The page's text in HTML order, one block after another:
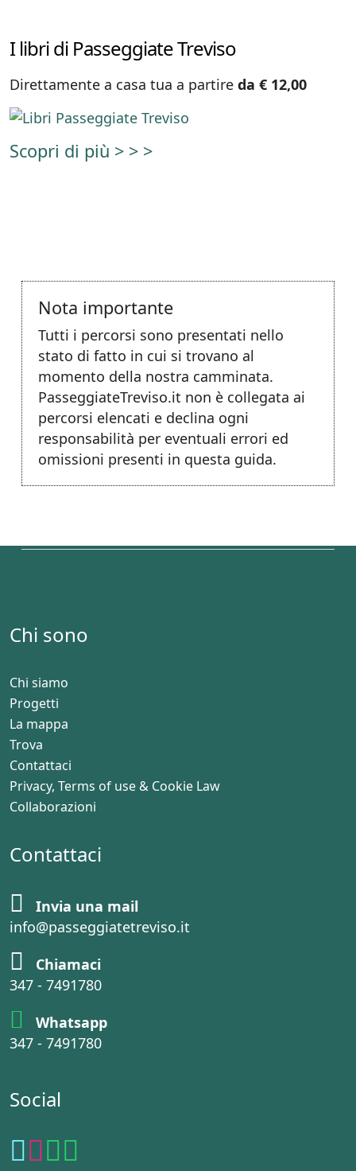
I libri di Passeggiate Treviso
Direttamente a casa tua a partire da € 12,00
Scopri di più > > >
Nota importante
Tutti i percorsi sono presentati nello
stato di fatto in cui si trovano al
momento della nostra camminata.
PasseggiateTreviso.it non è collegata ai
percorsi elencati e declina ogni
responsabilità per eventuali errori ed
omissioni presenti in questa guida.
Chi sono
Chi siamo
Progetti
La mappa
Trova
Contattaci
Privacy, Terms of use & Cookie Law
Collaborazioni
Contattaci
Invia una mail
info@passeggiatetreviso.it
Chiamaci
347 - 7491780
Whatsapp
347 - 7491780
Social